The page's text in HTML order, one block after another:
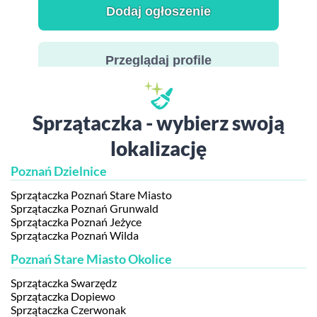
Dodaj ogłoszenie
Przeglądaj profile
Sprzątaczka - wybierz swoją
lokalizację
Poznań Dzielnice
Sprzątaczka Poznań Stare Miasto
Sprzątaczka Poznań Grunwald
Sprzątaczka Poznań Jeżyce
Sprzątaczka Poznań Wilda
Poznań Stare Miasto Okolice
Sprzątaczka Swarzędz
Sprzątaczka Dopiewo
Sprzątaczka Czerwonak